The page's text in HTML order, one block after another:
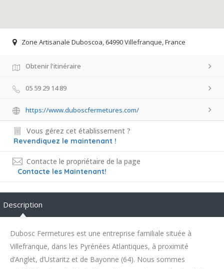
Zone Artisanale Duboscoa, 64990 Villefranque, France
Obtenir l'itinéraire
05 59 29 14 89
https://www.duboscfermetures.com/
Vous gérez cet établissement ?
Revendiquez le maintenant !
Contacte le propriétaire de la page
Contacte les Maintenant!
Description
Dubosc Fermetures est une entreprise familiale située à
Villefranque, dans les Pyrénées Atlantiques, à proximité
d’Anglet, d’Ustaritz et de Bayonne (64). Nous sommes